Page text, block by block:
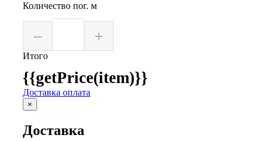
Количество пог. м
– +
Итого
{{getPrice(item)}}
Доставка оплата
×
Доставка